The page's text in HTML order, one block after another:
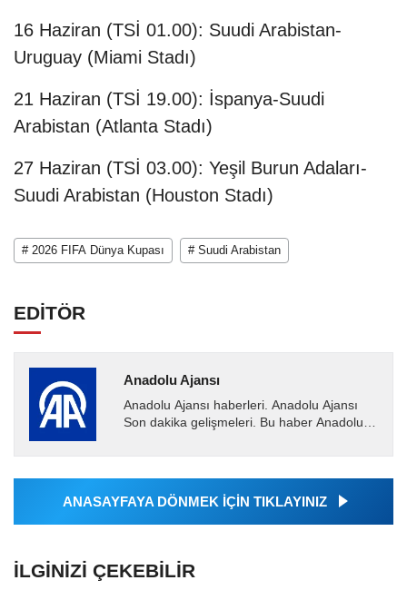
16 Haziran (TSİ 01.00): Suudi Arabistan-
Uruguay (Miami Stadı)
21 Haziran (TSİ 19.00): İspanya-Suudi
Arabistan (Atlanta Stadı)
27 Haziran (TSİ 03.00): Yeşil Burun Adaları-
Suudi Arabistan (Houston Stadı)
# 2026 FIFA Dünya Kupası # Suudi Arabistan
EDİTÖR
Anadolu Ajansı
Anadolu Ajansı haberleri. Anadolu Ajansı
Son dakika gelişmeleri. Bu haber Anadolu
Ajansı tarafından...
ANASAYFAYA DÖNMEK İÇİN TIKLAYINIZ
İLGINIZI ÇEKEBILIR